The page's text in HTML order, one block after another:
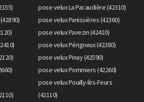
pose velux La Pacaudière (42310)
pose velux Panissières (42360)
pose velux Pavezin (42410)
pose velux Périgneux (42380)
pose velux Pinay (42590)
pose velux Pommiers (42260)
pose velux Pouilly-lès-Feurs
(42110)